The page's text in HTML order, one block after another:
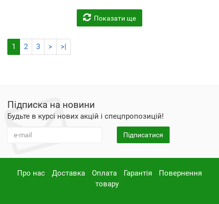
Показати ще
1 2 3 > >|
Підписка на новини
Будьте в курсі нових акцій і спецпропозицій!
Підписатися
Про нас Доставка Оплата Гарантія
Повернення
товару